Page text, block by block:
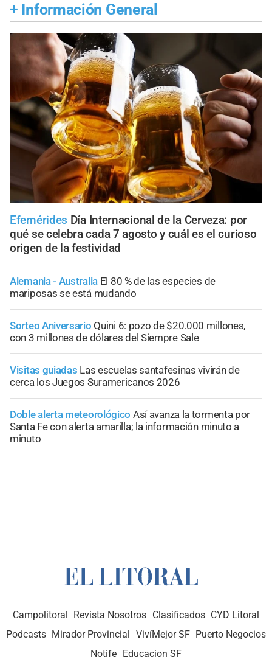
+ Información General
Efemérides Día Internacional de la Cerveza: por
qué se celebra cada 7 agosto y cuál es el curioso
origen de la festividad
Alemania - Australia El 80 % de las especies de
mariposas se está mudando
Sorteo Aniversario Quini 6: pozo de $20.000 millones,
con 3 millones de dólares del Siempre Sale
Visitas guiadas Las escuelas santafesinas vivirán de
cerca los Juegos Suramericanos 2026
Doble alerta meteorológico Así avanza la tormenta por
Santa Fe con alerta amarilla; la información minuto a
minuto
Campolitoral Revista Nosotros Clasificados CYD Litoral
Podcasts Mirador Provincial VivíMejor SF Puerto Negocios
Notife Educacion SF